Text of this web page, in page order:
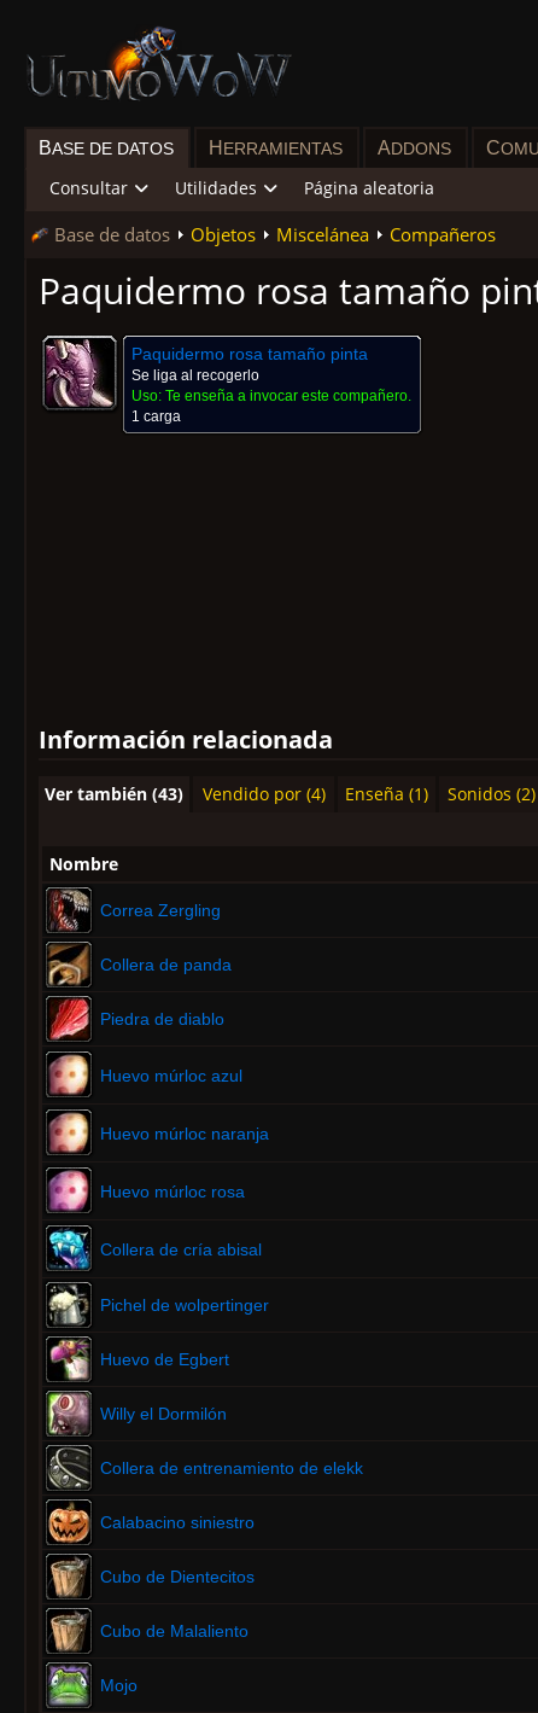
BASE DE DATOS H ERRAMIENTAS ADDONS C
Consultar Utilidades Página aleatoria
Base de datos Objetos Miscelánea Compañeros
Paquidermo rosa tamaño
Paquidermo rosa tamaño pinta
Se liga al recogerlo
Uso: Te enseña a invocar este compañero.
1 carga
Información relacionada
Ver también (43) Vendido por (4) Enseña (1) Sonidos (2)
Nombre
Correa Zergling
Collera de panda
Piedra de diablo
Huevo múrloc azul
Huevo múrloc naranja
Huevo múrloc rosa
Collera de cría abisal
Pichel de wolpertinger
Huevo de Egbert
Willy el Dormilón
Collera de entrenamiento de elekk
Calabacino siniestro
Cubo de Dientecitos
Cubo de Malaliento
Mojo